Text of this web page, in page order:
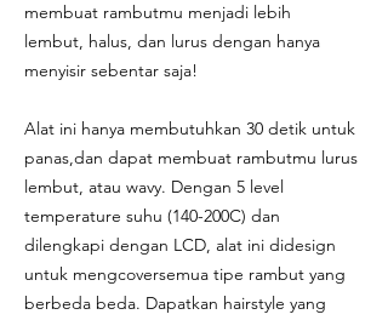
membuat rambutmu menjadi lebih
lembut, halus, dan lurus dengan hanya
menyisir sebentar saja!
Alat ini hanya membutuhkan 30 detik untuk
panas,dan dapat membuat rambutmu lurus
lembut, atau wavy. Dengan 5 level
temperature suhu (140-200C) dan
dilengkapi dengan LCD, alat ini didesign
untuk mengcoversemua tipe rambut yang
berbeda beda. Dapatkan hairstyle yang